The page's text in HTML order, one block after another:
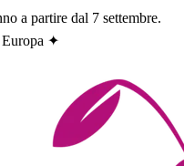
a partire dal 7 settembre.
Europa ✦